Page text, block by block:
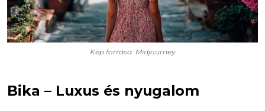
Kép forrása: Midjourney
Bika – Luxus és nyugalom